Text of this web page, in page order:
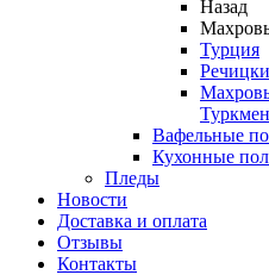
Назад
Турция
Вафельные
Кухонные
Пледы
Новости
Доставка и оплата
Отзывы
Контакты